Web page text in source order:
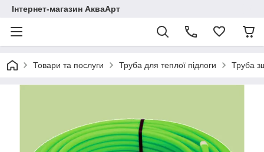
Інтернет-магазин АкваАрт
Товари та послуги Труба для теплої підлоги Труба